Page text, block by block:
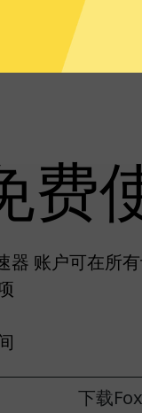
费
器 账户可在所
下载